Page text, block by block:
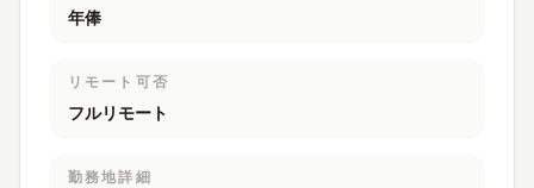
年俸
リモート可否
フルリモート
勤務地詳細